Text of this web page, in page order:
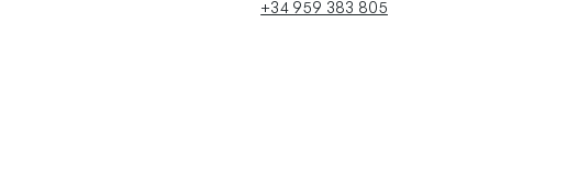
+34 959 383 805